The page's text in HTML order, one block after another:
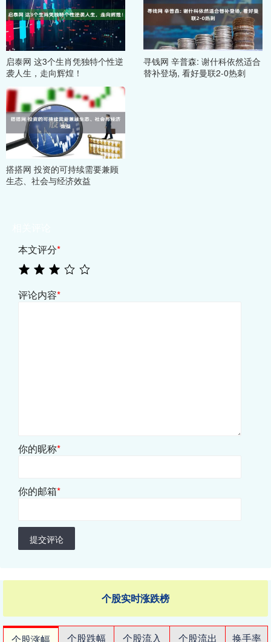
启泰网 这3个生肖凭独特个性逆
袭人生，走向辉煌！
寻钱网 辛普森: 谢什科依然适合
替补登场, 看好曼联2-0热刺
搭搭网 投资的可持续需要兼顾
生态、社会与经济效益
本文评分*
评论内容*
你的昵称*
你的邮箱*
提交评论
个股实时涨跌榜
个股跌幅 个股流入 个股流出
换手率